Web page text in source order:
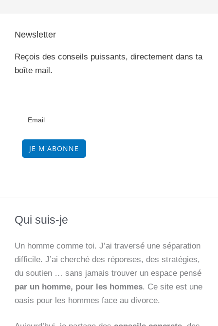
Newsletter
Reçois des conseils puissants, directement dans ta
boîte mail.
JE M'ABONNE
Qui suis-je
Un homme comme toi. J’ai traversé une séparation
difficile. J’ai cherché des réponses, des stratégies,
du soutien … sans jamais trouver un espace pensé
par un homme, pour les hommes. Ce site est une
oasis pour les hommes face au divorce.